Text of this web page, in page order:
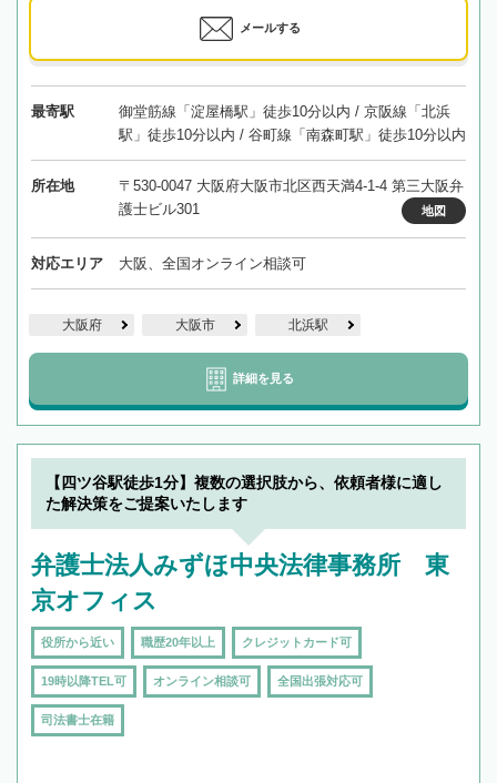
メールする
最寄駅
御堂筋線「淀屋橋駅」徒歩10分以内 / 京阪線「北浜
駅」徒歩10分以内 / 谷町線「南森町駅」徒歩10分以内
所在地
〒530-0047 大阪府大阪市北区西天満4-1-4 第三大阪弁
護士ビル301
地図
対応エリア 大阪、全国オンライン相談可
大阪府 大阪市 北浜駅
詳細を見る
【四ツ谷駅徒歩1分】複数の選択肢から、依頼者様に適し
た解決策をご提案いたします
弁護士法人みずほ中央法律事務所 東
京オフィス
役所から近い 職歴20年以上 クレジットカード可
19時以降TEL可 オンライン相談可 全国出張対応可
司法書士在籍